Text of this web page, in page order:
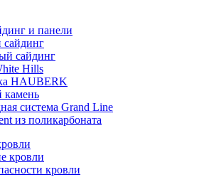
и панели
сайдинг
сайдинг
Hills
HAUBERK
камень
система Grand Line
из поликарбоната
кровли
кровли